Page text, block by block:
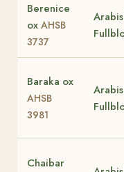
Berenice
ox AHSB
3737
Baraka ox
AHSB
3981
Chaibar